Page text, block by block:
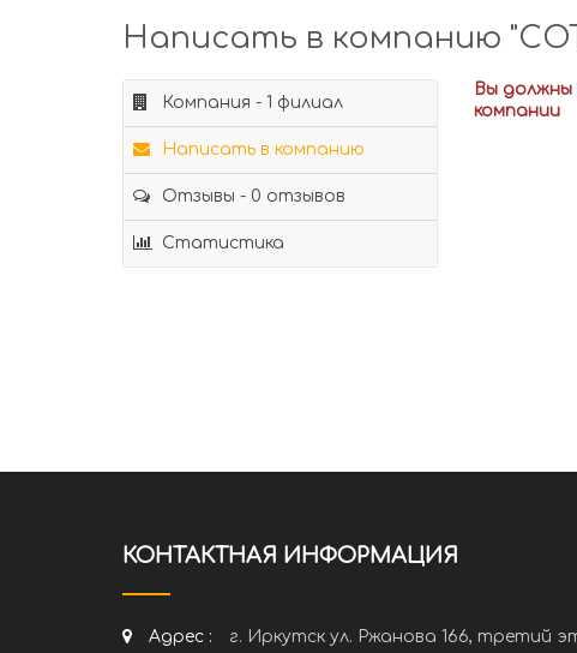
Написать в компанию
Компания - 1 филиал
Написать в компанию
Отзывы - 0 отзывов
Статистика
Вы должны
компании
КОНТАКТНАЯ ИНФОРМАЦИЯ
Адрес :
г. Иркутск ул. Ржанова 166, третий